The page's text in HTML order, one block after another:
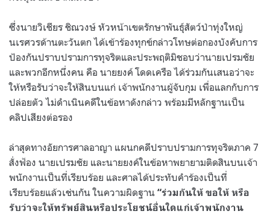
ซึ่งนายวิเชียร ชิณวงษ์ หัวหน้าเขตรักษาพันธุ์สัตว์ป่าทุ่งใหญ่
นเรศวรด้านตะวันตก ได้เข้าร้องทุกข์กล่าวโทษต่อกองบังคับการ
ป้องกันปราบปรามการทุจริตและประพฤติมิชอบว่านายเปรมชัย
และพวกอีกหนึ่งคน คือ นายยงค์ โดดเครือ ได้ร่วมกันเสนอว่าจะ
ให้หรือรับว่าจะให้สินบนแก่ เจ้าพนักงานผู้จับกุม เพื่อแลกกับการ
ปล่อยตัว ไม่ดําเนินคดีในข้อหาดังกล่าว พร้อมมีหลักฐานเป็น
คลิปเสียงต่อรอง
ล่าสุดทางอัยการศาลอาญา แผนกคดีปราบปรามการทุจริตภาค 7
สั่งฟ้อง นายเปรมชัย และนายยงค์ในข้อหาพยายามติดสินบนเจ้า
พนักงานเป็นที่เรียบร้อย และศาลได้ประทับคำร้องเป็นที่
เรียบร้อยแล้วเช่นกัน ในความผิดฐาน “ร่วมกันให้ ขอให้ หรือ
รับว่าจะให้ทรัพย์สินหรือประโยชน์อื่นใดแก่เจ้าพนักงาน